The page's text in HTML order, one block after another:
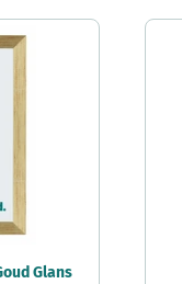
Glans